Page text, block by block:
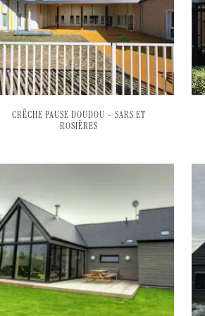
CRÊCHE PAUSE DOUDOU – SARS ET
ROSIÈRES